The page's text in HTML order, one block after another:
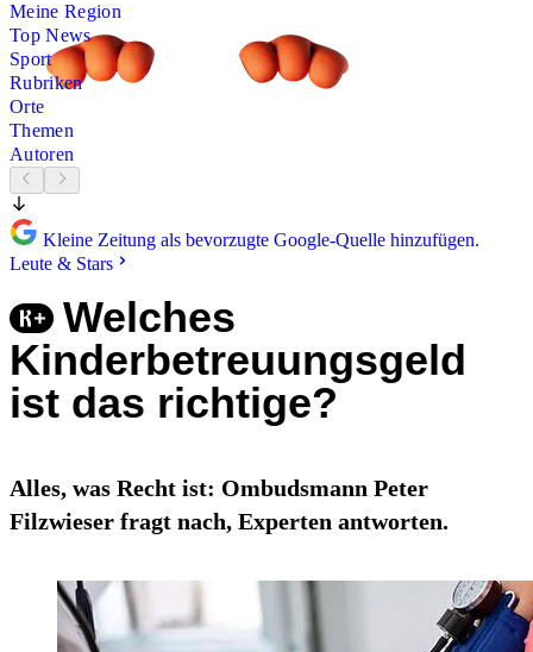
Meine Region
Top News
Sport
Rubriken
Orte
Themen
Autoren
Kleine Zeitung als bevorzugte Google-Quelle hinzufügen.
Leute & Stars
Welches
Kinderbetreuungsgeld
ist das richtige?
Alles, was Recht ist: Ombudsmann Peter
Filzwieser fragt nach, Experten antworten.